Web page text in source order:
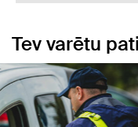
Tev varētu